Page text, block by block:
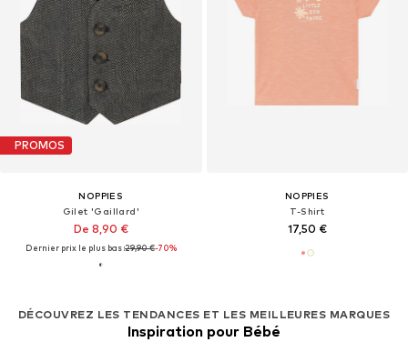
PROMOS
NOPPIES
Gilet 'Gaillard'
De 8,90 €
Dernier prix le plus bas :29,90 €-70%
NOPPIES
T-Shirt
17,50 €
DÉCOUVREZ LES TENDANCES ET LES MEILLEURES MARQUES
Inspiration pour Bébé